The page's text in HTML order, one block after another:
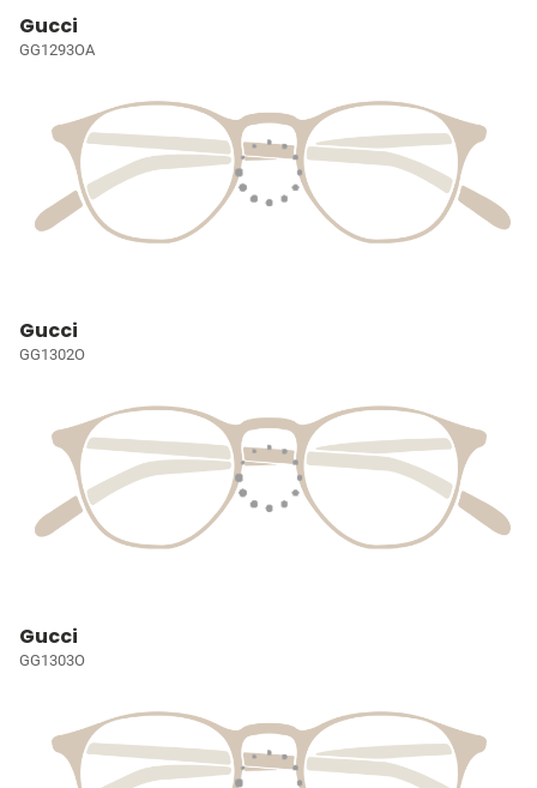
Gucci
GG1293OA
Gucci
GG1302O
Gucci
GG1303O